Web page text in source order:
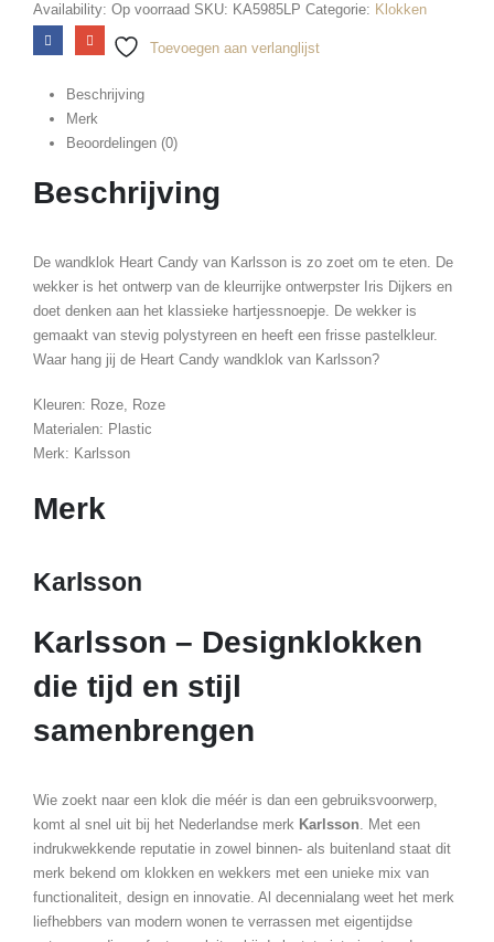
Availability: Op voorraad SKU: KA5985LP Categorie: Klokken
Toevoegen aan verlanglijst
Beschrijving
Merk
Beoordelingen (0)
Beschrijving
De wandklok Heart Candy van Karlsson is zo zoet om te eten. De
wekker is het ontwerp van de kleurrijke ontwerpster Iris Dijkers en
doet denken aan het klassieke hartjessnoepje. De wekker is
gemaakt van stevig polystyreen en heeft een frisse pastelkleur.
Waar hang jij de Heart Candy wandklok van Karlsson?
Kleuren: Roze, Roze
Materialen: Plastic
Merk: Karlsson
Merk
Karlsson
Karlsson – Designklokken
die tijd en stijl
samenbrengen
Wie zoekt naar een klok die méér is dan een gebruiksvoorwerp,
komt al snel uit bij het Nederlandse merk Karlsson . Met een
indrukwekkende reputatie in zowel binnen- als buitenland staat dit
merk bekend om klokken en wekkers met een unieke mix van
functionaliteit, design en innovatie. Al decennialang weet het merk
liefhebbers van modern wonen te verrassen met eigentijdse